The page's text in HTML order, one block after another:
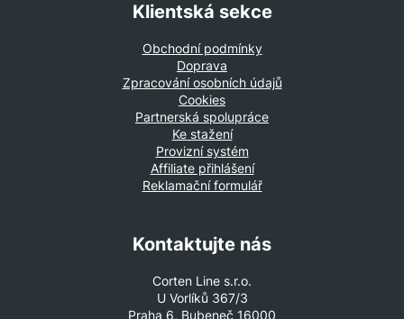
Kontaktujte nás
Corten Line s.r.o.
U Vorlíků 367/3
Praha 6, Bubeneč 16000
Klientská sekce
Obchodní podmínky
Doprava
Zpracování osobních údajů
Cookies
Partnerská spolupráce
Ke stažení
Provizní systém
Affiliate přihlášení
Reklamační formulář